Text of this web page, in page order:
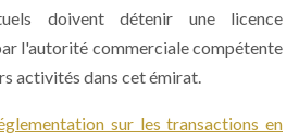
doivent détenir une licence
l'autorité commerciale compétente
activités dans cet émirat.
sur les transactions en